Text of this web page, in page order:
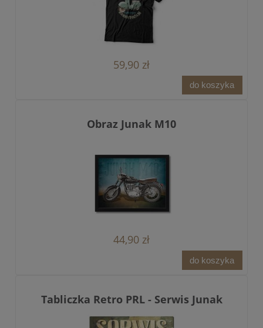
59,90 zł
do koszyka
Obraz Junak M10
44,90 zł
do koszyka
Tabliczka Retro PRL - Serwis Junak